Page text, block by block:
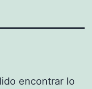
encontrar lo